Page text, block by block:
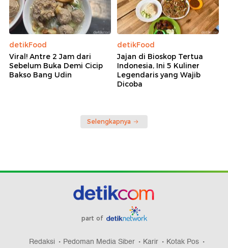
detikFood
Viral! Antre 2 Jam dari
Sebelum Buka Demi Cicip
Bakso Bang Udin
detikFood
Jajan di Bioskop Tertua
Indonesia, Ini 5 Kuliner
Legendaris yang Wajib
Dicoba
Selengkapnya
part of
Redaksi Pedoman Media Siber Karir Kotak Pos